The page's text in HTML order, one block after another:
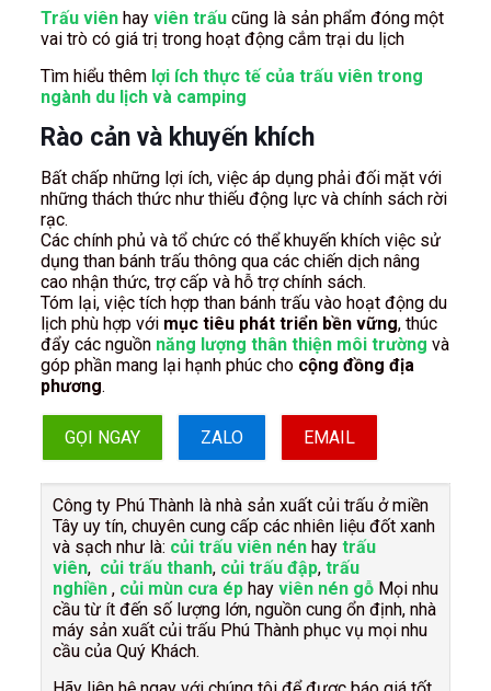
Trấu viênhay viên trấucũng là sản phẩmđóng một
vai trò có giá trị trong hoạt động cắm trại du lịch
Tìm hiểu thêm lợi ích thực tế của trấu viên trong
ngành du lịch và camping
Rào cản và khuyến khích
Bất chấp những lợi ích, việc áp dụng phải đối mặt với
những thách thức như thiếu động lực và chính sách rời
rạc.
Các chính phủ và tổ chức có thể khuyến khích việc sử
dụng than bánh trấu thông qua các chiến dịch nâng
cao nhận thức, trợ cấp và hỗ trợ chính sách.
Tóm lại, việc tích hợp than bánh trấu vào hoạt động du
lịch phù hợp với mục tiêu phát triển bền vững, thúc
đẩy các nguồn năng lượng thân thiện môi trường và
góp phần mang lại hạnh phúc cho cộng đồng địa
phương.
GỌI NGAY ZALO EMAIL
Công ty Phú Thành là nhà sản xuất củi trấu ở miền
Tây uy tín, chuyên cung cấp các nhiên liệu đốt xanh
và sạch như là: củi trấu viên nénhay trấu
viên, củi trấu thanh, củi trấu đập, trấu
nghiền, củi mùn cưa éphay viên nén gỗMọi nhu
cầu từ ít đến số lượng lớn, nguồn cung ổn định, nhà
máy sản xuất củi trấu Phú Thành phục vụ mọi nhu
cầu của Quý Khách.